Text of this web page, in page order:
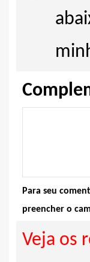
Para seu
preencher o
Veja os